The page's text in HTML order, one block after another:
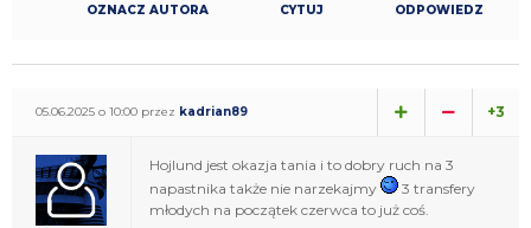
OZNACZ AUTORA CYTUJ ODPOWIEDZ
05.06.2025 o 10:00 przez kadrian89 +3
Hojlund jest okazja tania i to dobry ruch na 3
napastnika także nie narzekajmy
3 transfery
młodych na początek czerwca to już coś.